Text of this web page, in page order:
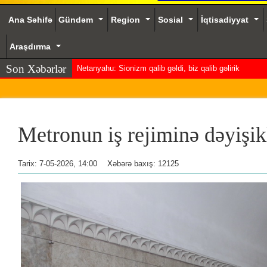
Ana Səhifə Gündəm Region Sosial İqtisadiyyat
Araşdırma
Son Xəbərlər Netanyahu: Sionizm qalib gəldi, biz qalib gəlirik
Metronun iş rejiminə
Tarix: 7-05-2026, 14:00 Xəbərə baxış: 12125